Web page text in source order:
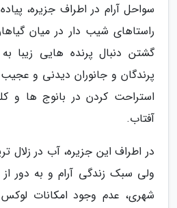
سواحل آرام در اطراف جزیره،
راستاهای شیب دار در میان
گشتن دنبال پرنده هایی زیبا
پرندگان و جانوران دیدنی و
استراحت کردن در بانوج ها و
آفتاب.
در اطراف این جزیره، آب در زلال
ولی سبک زندگی آرام و به دور
شهری، عدم وجود امکانات